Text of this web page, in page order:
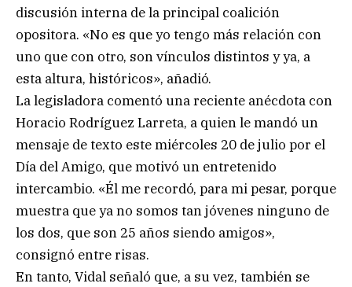
discusión interna de la principal coalición
opositora. «No es que yo tengo más relación con
uno que con otro, son vínculos distintos y ya, a
esta altura, históricos», añadió.
La legisladora comentó una reciente anécdota con
Horacio Rodríguez Larreta, a quien le mandó un
mensaje de texto este miércoles 20 de julio por el
Día del Amigo, que motivó un entretenido
intercambio. «Él me recordó, para mi pesar, porque
muestra que ya no somos tan jóvenes ninguno de
los dos, que son 25 años siendo amigos»,
consignó entre risas.
En tanto, Vidal señaló que, a su vez, también se